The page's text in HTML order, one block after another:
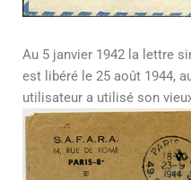
Au 5 janvier 1942 la lettre
est libéré le 25 août 1944,
utilisateur a utilisé son